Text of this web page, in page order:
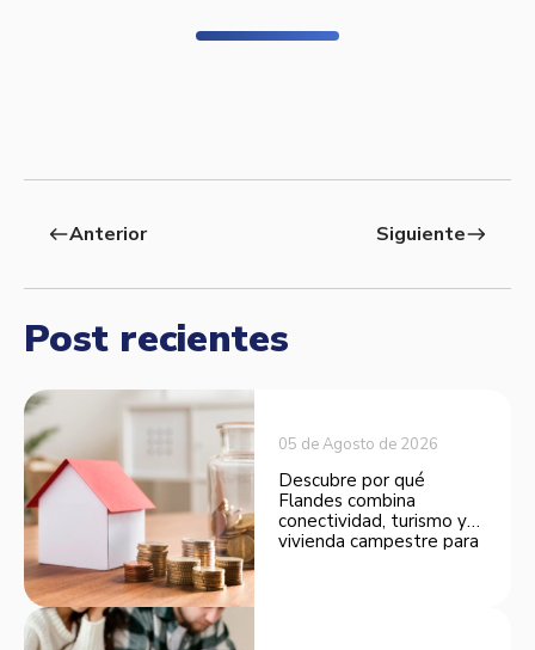
westAnterior Siguienteeast
Post recientes
05 de Agosto de 2026
Descubre por qué
Flandes combina
conectividad, turismo y
vivienda campestre para